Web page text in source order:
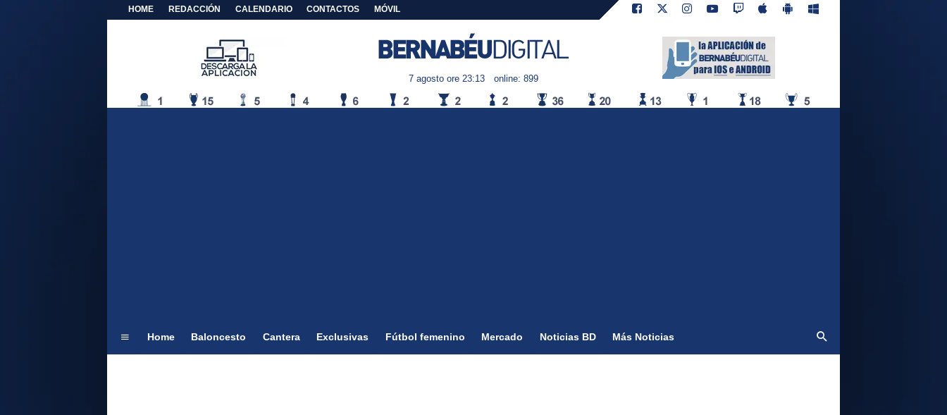
HOME REDACCIÓN CALENDARIO CONTACTOS MÓVIL
7 agosto ore 23:13 online: 899
Home Baloncesto Cantera Exclusivas Fútbol femenino Mercado Noticias BD Más Noticias